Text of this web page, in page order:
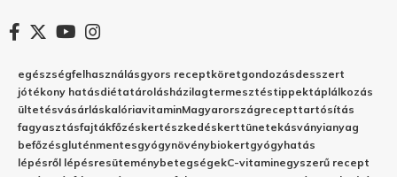
egészségfelhasználásgyors receptköretgondozásdesszert
jótékony hatásdiétatárolásházilagtermesztéstippektáplálkozás
ültetésvásárláskalóriavitaminMagyarországrecepttartósítás
fagyasztásfajtákfőzéskertészkedéskerttünetekásványianyag
befőzésgluténmentesgyógynövénybiokertgyógyhatás
lépésről lépésresüteménybetegségekC-vitaminegyszerű recept